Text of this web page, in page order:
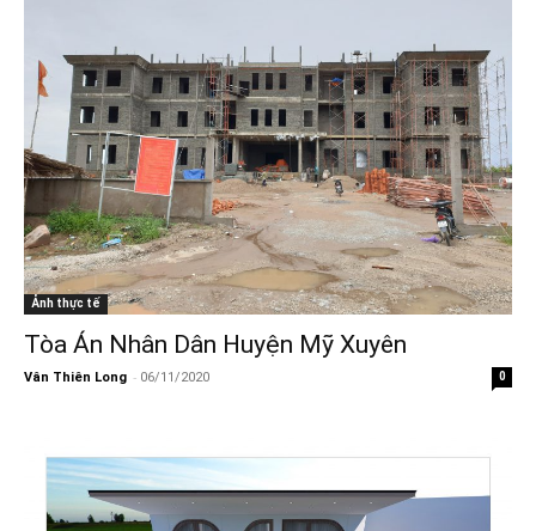
Ảnh thực tế
Tòa Án Nhân Dân Huyện Mỹ Xuyên
Vân Thiên Long - 06/11/2020 0